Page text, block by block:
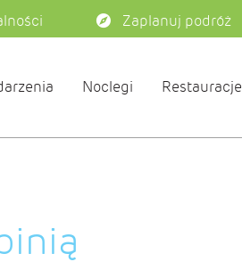
Zaplanuj podróż
Noclegi Restauracje